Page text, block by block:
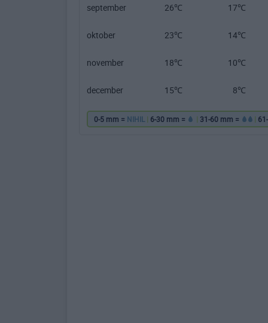
september 26℃ 17℃
oktober 23℃ 14℃
november 18℃ 10℃
december 15℃ 8℃
0-5 mm = NIHIL | 6-30 mm = | 31-60 mm = |